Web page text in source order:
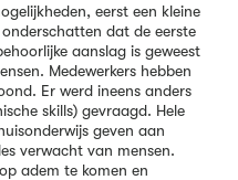
eerst een kleine
dat de eerste
aanslag is geweest
Medewerkers hebben
Er werd ineens anders
skills) gevraagd. Hele
geven aan
verwacht van mensen.
adem te komen en